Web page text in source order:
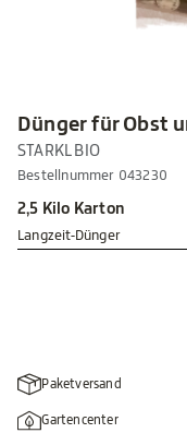
Dünger für Obst
STARKL BIO
Bestellnummer 043230
2,5 Kilo Karton
Langzeit-Dünger
Paketversand
Gartencenter